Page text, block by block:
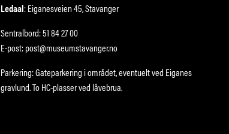
Ledaal: Eiganesveien 45, Stavanger
Sentralbord: 51 84 27 00
E-post: post@museumstavanger.no
Parkering: Gateparkering i området, eventuelt ved Eiganes
gravlund. To HC-plasser ved låvebrua.